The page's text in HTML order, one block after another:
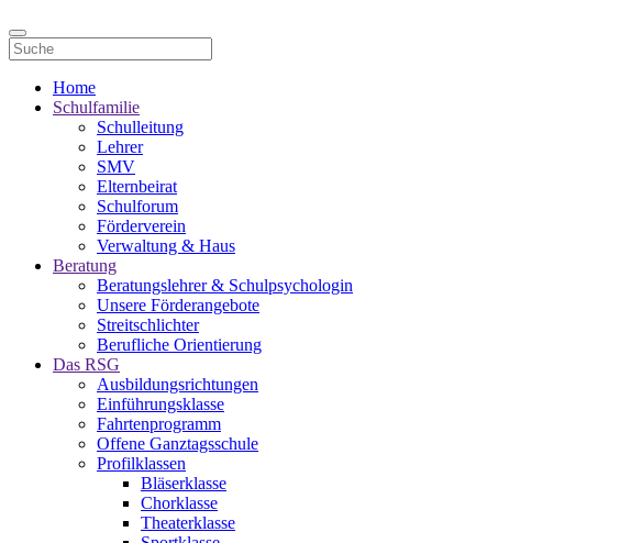
Home
Schulfamilie
Schulleitung
Lehrer
SMV
Elternbeirat
Schulforum
Förderverein
Verwaltung & Haus
Beratung
Beratungslehrer & Schulpsychologin
Unsere Förderangebote
Streitschlichter
Berufliche Orientierung
Das RSG
Ausbildungsrichtungen
Einführungsklasse
Fahrtenprogramm
Offene Ganztagsschule
Profilklassen
Bläserklasse
Chorklasse
Theaterklasse